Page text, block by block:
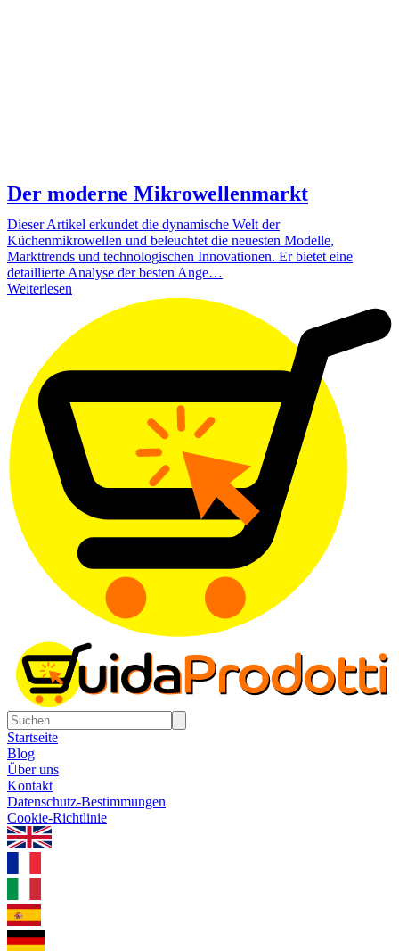
Der moderne Mikrowellenmarkt
Dieser Artikel erkundet die dynamische Welt der
Küchenmikrowellen und beleuchtet die neuesten Modelle,
Markttrends und technologischen Innovationen. Er bietet eine
detaillierte Analyse der besten Ange…
Weiterlesen
Startseite
Blog
Über uns
Kontakt
Datenschutz-Bestimmungen
Cookie-Richtlinie